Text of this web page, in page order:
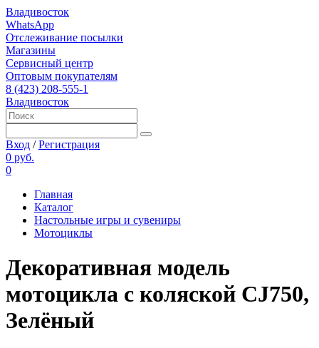
Владивосток
WhatsApp
Отслеживание посылки
Магазины
Сервисный центр
Оптовым покупателям
8 (423) 208-555-1
Владивосток
Вход /Регистрация
0 руб.
0
Главная
Каталог
Настольные игры и сувениры
Мотоциклы
Декоративная модель
мотоцикла с коляской CJ750,
Зелёный